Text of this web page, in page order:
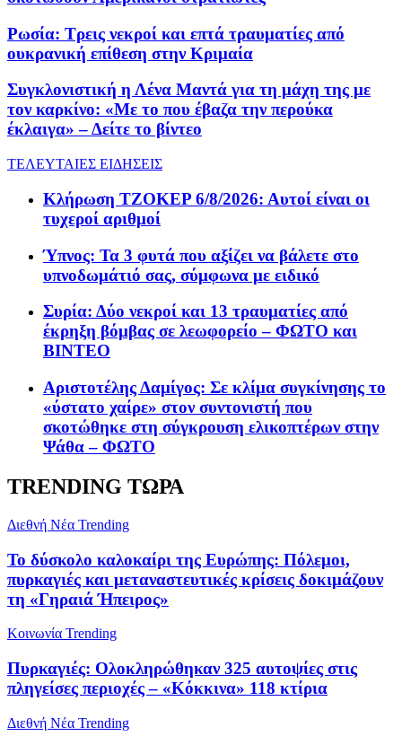
Ρωσία: Τρεις νεκροί και επτά τραυματίες από
ουκρανική επίθεση στην Κριμαία
Συγκλονιστική η Λένα Μαντά για τη μάχη της με
τον καρκίνο: «Με το που έβαζα την περούκα
έκλαιγα» – Δείτε το βίντεο
ΤΕΛΕΥΤΑΙΕΣ ΕΙΔΗΣΕΙΣ
Κλήρωση ΤΖΟΚΕΡ 6/8/2026: Αυτοί είναι οι
τυχεροί αριθμοί
Ύπνος: Τα 3 φυτά που αξίζει να βάλετε στο
υπνοδωμάτιό σας, σύμφωνα με ειδικό
Συρία: Δύο νεκροί και 13 τραυματίες από
έκρηξη βόμβας σε λεωφορείο – ΦΩΤΟ και
ΒΙΝΤΕΟ
Αριστοτέλης Δαμίγος: Σε κλίμα συγκίνησης το
«ύστατο χαίρε» στον συντονιστή που
σκοτώθηκε στη σύγκρουση ελικοπτέρων στην
Ψάθα – ΦΩΤΟ
TRENDING ΤΩΡΑ
Διεθνή Νέα Trending
To δύσκολο καλοκαίρι της Ευρώπης: Πόλεμοι,
πυρκαγιές και μεταναστευτικές κρίσεις δοκιμάζουν
τη «Γηραιά Ήπειρος»
Κοινωνία Trending
Πυρκαγιές: Ολοκληρώθηκαν 325 αυτοψίες στις
πληγείσες περιοχές – «Κόκκινα» 118 κτίρια
Διεθνή Νέα Trending